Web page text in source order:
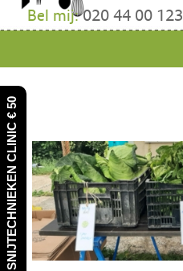
Bel mij:020 44 00 123
SNIJTECHNIEKEN CLINIC € 50